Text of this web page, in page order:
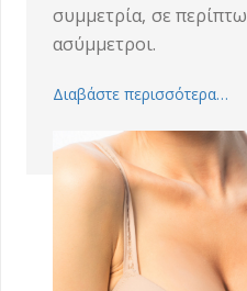
συμμετρία, σε
ασύμμετροι.
Διαβάστε περισσότερα…